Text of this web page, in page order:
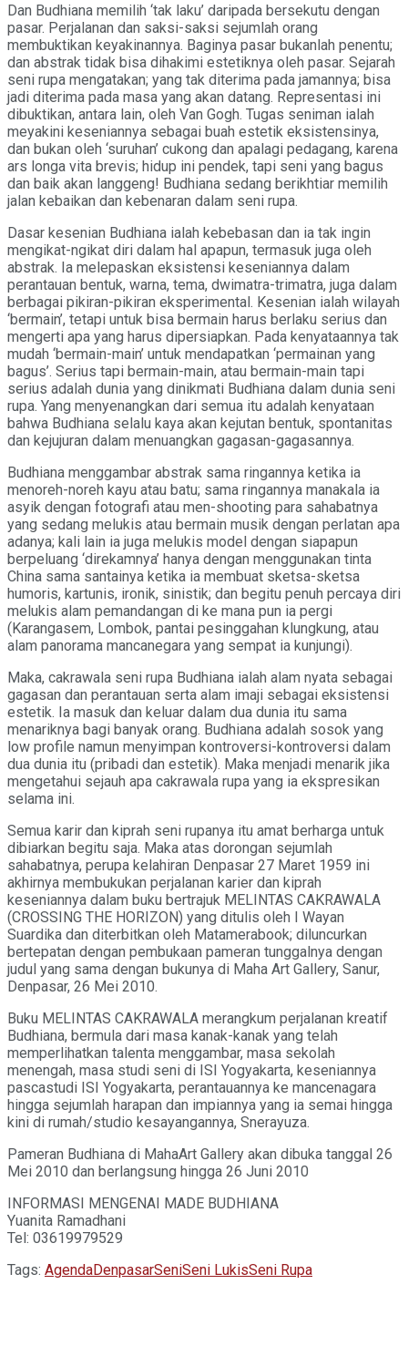
Dan Budhiana memilih ‘tak laku’ daripada bersekutu dengan
pasar. Perjalanan dan saksi-saksi sejumlah orang
membuktikan keyakinannya. Baginya pasar bukanlah penentu;
dan abstrak tidak bisa dihakimi estetiknya oleh pasar. Sejarah
seni rupa mengatakan; yang tak diterima pada jamannya; bisa
jadi diterima pada masa yang akan datang. Representasi ini
dibuktikan, antara lain, oleh Van Gogh. Tugas seniman ialah
meyakini keseniannya sebagai buah estetik eksistensinya,
dan bukan oleh ‘suruhan’ cukong dan apalagi pedagang, karena
ars longa vita brevis; hidup ini pendek, tapi seni yang bagus
dan baik akan langgeng! Budhiana sedang berikhtiar memilih
jalan kebaikan dan kebenaran dalam seni rupa.
Dasar kesenian Budhiana ialah kebebasan dan ia tak ingin
mengikat-ngikat diri dalam hal apapun, termasuk juga oleh
abstrak. Ia melepaskan eksistensi keseniannya dalam
perantauan bentuk, warna, tema, dwimatra-trimatra, juga dalam
berbagai pikiran-pikiran eksperimental. Kesenian ialah wilayah
‘bermain’, tetapi untuk bisa bermain harus berlaku serius dan
mengerti apa yang harus dipersiapkan. Pada kenyataannya tak
mudah ‘bermain-main’ untuk mendapatkan ‘permainan yang
bagus’. Serius tapi bermain-main, atau bermain-main tapi
serius adalah dunia yang dinikmati Budhiana dalam dunia seni
rupa. Yang menyenangkan dari semua itu adalah kenyataan
bahwa Budhiana selalu kaya akan kejutan bentuk, spontanitas
dan kejujuran dalam menuangkan gagasan-gagasannya.
Budhiana menggambar abstrak sama ringannya ketika ia
menoreh-noreh kayu atau batu; sama ringannya manakala ia
asyik dengan fotografi atau men-shooting para sahabatnya
yang sedang melukis atau bermain musik dengan perlatan apa
adanya; kali lain ia juga melukis model dengan siapapun
berpeluang ‘direkamnya’ hanya dengan menggunakan tinta
China sama santainya ketika ia membuat sketsa-sketsa
humoris, kartunis, ironik, sinistik; dan begitu penuh percaya diri
melukis alam pemandangan di ke mana pun ia pergi
(Karangasem, Lombok, pantai pesinggahan klungkung, atau
alam panorama mancanegara yang sempat ia kunjungi).
Maka, cakrawala seni rupa Budhiana ialah alam nyata sebagai
gagasan dan perantauan serta alam imaji sebagai eksistensi
estetik. Ia masuk dan keluar dalam dua dunia itu sama
menariknya bagi banyak orang. Budhiana adalah sosok yang
low profile namun menyimpan kontroversi-kontroversi dalam
dua dunia itu (pribadi dan estetik). Maka menjadi menarik jika
mengetahui sejauh apa cakrawala rupa yang ia ekspresikan
selama ini.
Semua karir dan kiprah seni rupanya itu amat berharga untuk
dibiarkan begitu saja. Maka atas dorongan sejumlah
sahabatnya, perupa kelahiran Denpasar 27 Maret 1959 ini
akhirnya membukukan perjalanan karier dan kiprah
keseniannya dalam buku bertrajuk MELINTAS CAKRAWALA
(CROSSING THE HORIZON) yang ditulis oleh I Wayan
Suardika dan diterbitkan oleh Matamerabook; diluncurkan
bertepatan dengan pembukaan pameran tunggalnya dengan
judul yang sama dengan bukunya di Maha Art Gallery, Sanur,
Denpasar, 26 Mei 2010.
Buku MELINTAS CAKRAWALA merangkum perjalanan kreatif
Budhiana, bermula dari masa kanak-kanak yang telah
memperlihatkan talenta menggambar, masa sekolah
menengah, masa studi seni di ISI Yogyakarta, keseniannya
pascastudi ISI Yogyakarta, perantauannya ke mancenagara
hingga sejumlah harapan dan impiannya yang ia semai hingga
kini di rumah/studio kesayangannya, Snerayuza.
Pameran Budhiana di MahaArt Gallery akan dibuka tanggal 26
Mei 2010 dan berlangsung hingga 26 Juni 2010
INFORMASI MENGENAI MADE BUDHIANA
Yuanita Ramadhani
Tel: 03619979529
Tags: AgendaDenpasarSeniSeni LukisSeni Rupa